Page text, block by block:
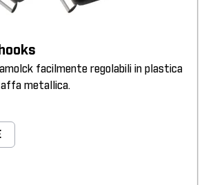
facilmente regolabili in plastica
metallica.